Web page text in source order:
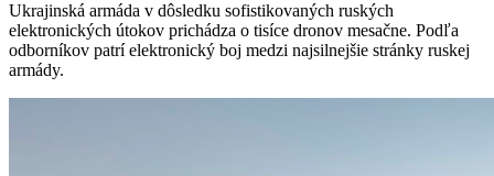
Ukrajinská armáda v dôsledku sofistikovaných ruských
elektronických útokov prichádza o tisíce dronov mesačne. Podľa
odborníkov patrí elektronický boj medzi najsilnejšie stránky ruskej
armády.